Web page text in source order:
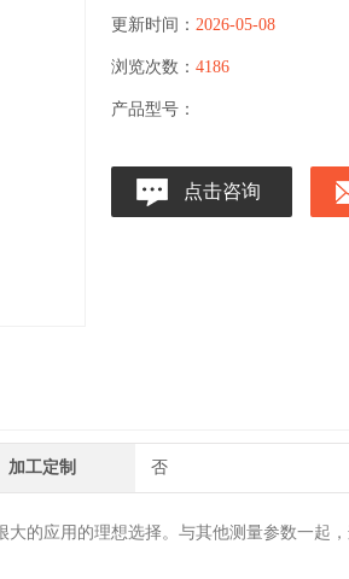
更新时间： 2026-05-08
浏览次数： 4186
产品型号：
点击咨询
加工定制 否
大的应用的理想选择。与其他测量参数一起